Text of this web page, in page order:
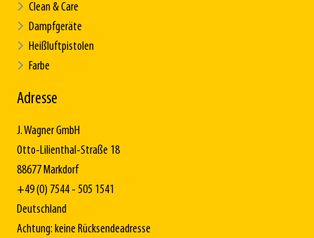
Clean & Care
Dampfgeräte
Heißluftpistolen
Farbe
Adresse
J. Wagner GmbH
Otto-Lilienthal-Straße 18
88677 Markdorf
+49 (0) 7544 - 505 1541
Deutschland
Achtung: keine Rücksendeadresse